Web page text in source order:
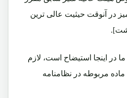
در آنوقت حیثیت عالی ترین
در اینجا استیضاح است، لازم
مربوطه در نظامنامه